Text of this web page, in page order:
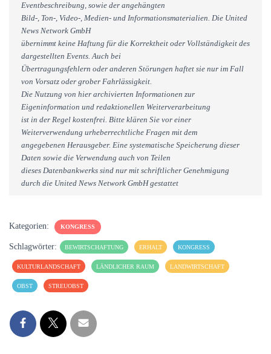
Eventbeschreibung, sowie der angehängten
Bild-, Ton-, Video-, Medien- und Informationsmaterialien. Die United
News Network GmbH
übernimmt keine Haftung für die Korrektheit oder Vollständigkeit des
dargestellten Events. Auch bei
Übertragungsfehlern oder anderen Störungen haftet sie nur im Fall
von Vorsatz oder grober Fahrlässigkeit.
Die Nutzung von hier archivierten Informationen zur
Eigeninformation und redaktionellen Weiterverarbeitung
ist in der Regel kostenfrei. Bitte klären Sie vor einer
Weiterverwendung urheberrechtliche Fragen mit dem
angegebenen Herausgeber. Eine systematische Speicherung dieser
Daten sowie die Verwendung auch von Teilen
dieses Datenbankwerks sind nur mit schriftlicher Genehmigung
durch die United News Network GmbH gestattet
Kategorien: KONGRESS
Schlagwörter: BEWIRTSCHAFTUNG ERHALT KONGRESS
KULTURLANDSCHAFT LÄNDLICHER RAUM LANDWIRTSCHAFT
OBST STREUOBST